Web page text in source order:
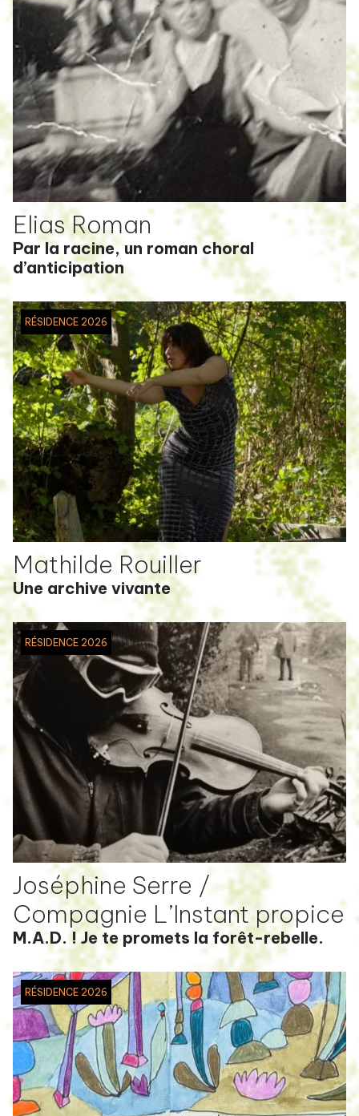
Elias Roman
Par la racine, un roman choral
d’anticipation
RÉSIDENCE 2026
Mathilde Rouiller
Une archive vivante
RÉSIDENCE 2026
Joséphine Serre /
Compagnie L’Instant propice
M.A.D. ! Je te promets la forêt-rebelle.
RÉSIDENCE 2026